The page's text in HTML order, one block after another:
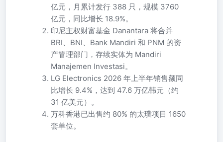
亿元，月累计发行 388 只，规模 3760
亿元，同比增长 18.9%。
印尼主权财富基金 Danantara 将合并
BRI、BNI、Bank Mandiri 和 PNM 的资
产管理部门，存续实体为 Mandiri
Manajemen Investasi。
LG Electronics 2026 年上半年销售额同
比增长 9.4%，达到 47.6 万亿韩元（约
31 亿美元）。
万科香港已出售约 80% 的太璞项目 1650
套单位。